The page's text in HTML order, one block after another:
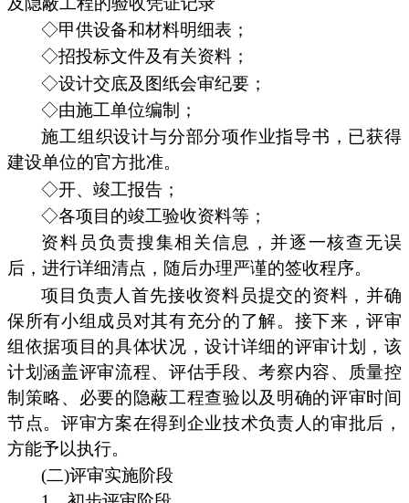
◇甲供设备和材料明细表；
◇招投标文件及有关资料；
◇设计交底及图纸会审纪要；
◇由施工单位编制；
施工组织设计与分部分项作业指导书，已获得
建设单位的官方批准。
◇开、竣工报告；
◇各项目的竣工验收资料等；
资料员负责搜集相关信息，并逐一核查无误
后，进行详细清点，随后办理严谨的签收程序。
项目负责人首先接收资料员提交的资料，并确
保所有小组成员对其有充分的了解。接下来，评审
组依据项目的具体状况，设计详细的评审计划，该
计划涵盖评审流程、评估手段、考察内容、质量控
制策略、必要的隐蔽工程查验以及明确的评审时间
节点。评审方案在得到企业技术负责人的审批后，
方能予以执行。
(二)评审实施阶段